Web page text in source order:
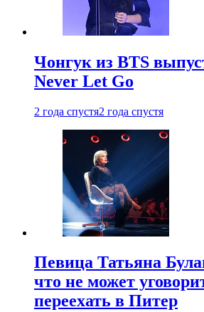
Чонгук из BTS
Never Let Go
2 года спустя2 года спустя
Певица Татьяна
что не может
переехать в Питер